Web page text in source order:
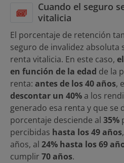
Cuando el seguro
vitalicia
El porcentaje de retención
seguro de invalidez absoluta
renta vitalicia. En este caso,
en función de la edad de la
renta: antes de los 40 años,
descontar un 40% a los
generado esa renta y que se
porcentaje desciende al 35%
percibidas hasta los 49 años
años, al 24% hasta los 69
cumplir 70 años.